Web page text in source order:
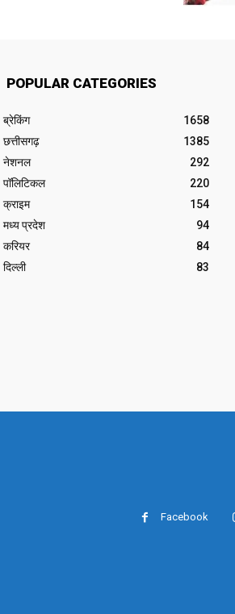
POPULAR CATEGORIES
ब्रेकिंग
1658
छत्तीसगढ़
1385
नेशनल
292
पॉलिटिकल
220
क्राइम
154
मध्य प्रदेश
94
करियर
84
दिल्ली
83
Facebook